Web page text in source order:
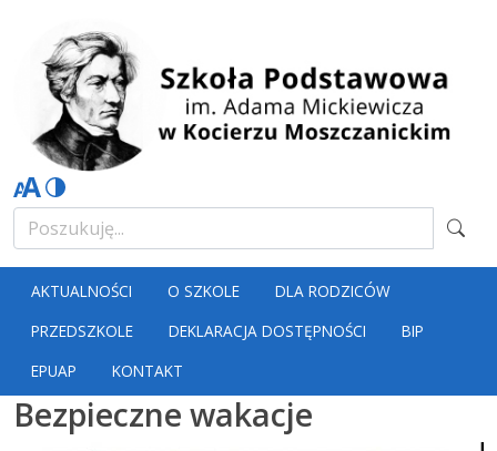
AKTUALNOŚCI O SZKOLE
DLA RODZICÓW
PRZEDSZKOLE
DEKLARACJA DOSTĘPNOŚCI
BIP
EPUAP
KONTAKT
Bezpieczne wakacje